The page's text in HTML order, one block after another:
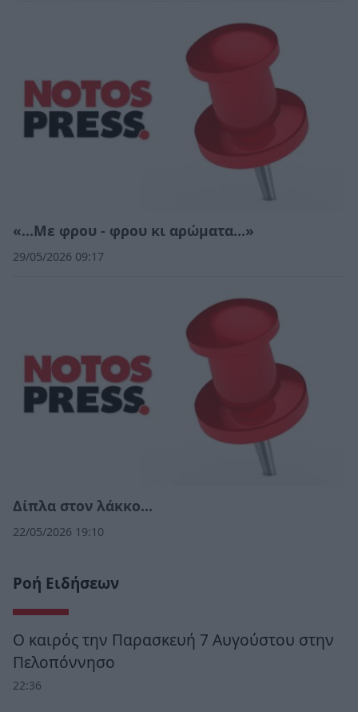
«…Με φρου - φρου κι αρώματα…»
29/05/2026 09:17
Δίπλα στον λάκκο…
22/05/2026 19:10
Ροή Ειδήσεων
Ο καιρός την Παρασκευή 7 Αυγούστου στην
Πελοπόννησο
22:36